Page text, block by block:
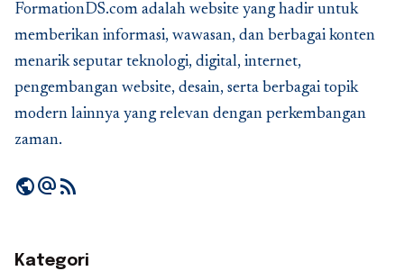
FormationDS.com adalah website yang hadir untuk
memberikan informasi, wawasan, dan berbagai konten
menarik seputar teknologi, digital, internet,
pengembangan website, desain, serta berbagai topik
modern lainnya yang relevan dengan perkembangan
zaman.
publicalternate_emailrss_feed
Kategori